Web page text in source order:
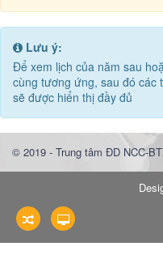
Lưu ý:
Để xem lịch của năm sau
cùng tương ứng, sau đó các
sẽ được hiển thị đầy đủ
© 2019 - Trung tâm ĐD NCC-